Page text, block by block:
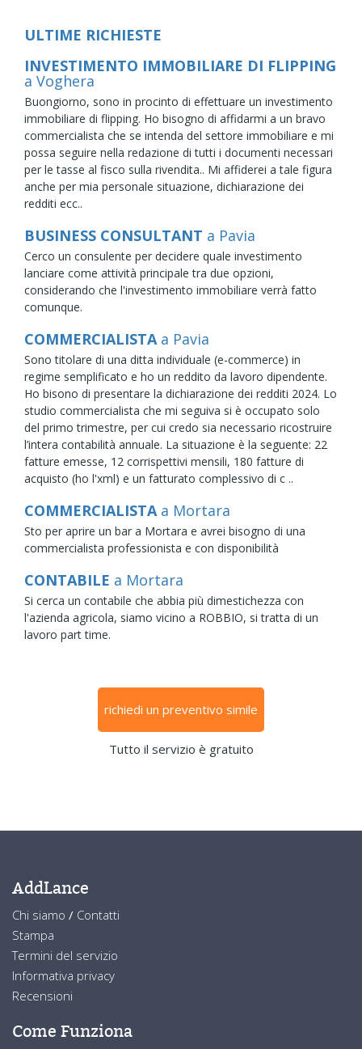
ULTIME RICHIESTE
INVESTIMENTO IMMOBILIARE DI FLIPPING
a Voghera
Buongiorno, sono in procinto di effettuare un investimento
immobiliare di flipping. Ho bisogno di affidarmi a un bravo
commercialista che se intenda del settore immobiliare e mi
possa seguire nella redazione di tutti i documenti necessari
per le tasse al fisco sulla rivendita.. Mi affiderei a tale figura
anche per mia personale situazione, dichiarazione dei
redditi ecc..
BUSINESS CONSULTANT a Pavia
Cerco un consulente per decidere quale investimento
lanciare come attività principale tra due opzioni,
considerando che l'investimento immobiliare verrà fatto
comunque.
COMMERCIALISTA a Pavia
Sono titolare di una ditta individuale (e-commerce) in
regime semplificato e ho un reddito da lavoro dipendente.
Ho bisono di presentare la dichiarazione dei redditi 2024. Lo
studio commercialista che mi seguiva si è occupato solo
del primo trimestre, per cui credo sia necessario ricostruire
l’intera contabilità annuale. La situazione è la seguente: 22
fatture emesse, 12 corrispettivi mensili, 180 fatture di
acquisto (ho l'xml) e un fatturato complessivo di c ..
COMMERCIALISTA a Mortara
Sto per aprire un bar a Mortara e avrei bisogno di una
commercialista professionista e con disponibilità
CONTABILE a Mortara
Si cerca un contabile che abbia più dimestichezza con
l'azienda agricola, siamo vicino a ROBBIO, si tratta di un
lavoro part time.
richiedi un preventivo simile
Tutto il servizio è gratuito
AddLance
Chi siamo / Contatti
Stampa
Termini del servizio
Informativa privacy
Recensioni
Come Funziona